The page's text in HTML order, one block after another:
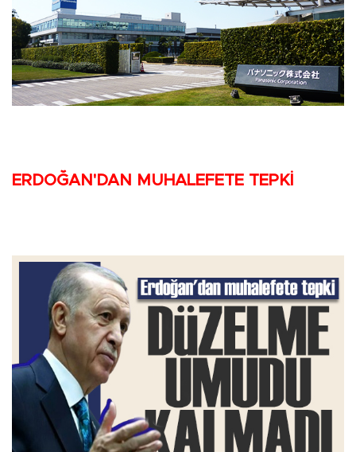
ERDOĞAN'DAN MUHALEFETE TEPKİ